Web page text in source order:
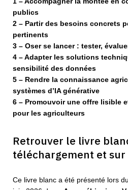
publics
2 – Partir des besoins concrets
pertinents
3 – Oser se lancer : tester,
4 – Adapter les solutions
sensibilité des données
5 – Rendre la connaissance
systèmes d’IA générative
6 – Promouvoir une offre lisible
pour les agriculteurs
Retrouver le livre
téléchargement et sur
Ce livre blanc a été présenté lors